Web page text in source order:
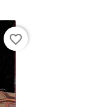
favorite_border